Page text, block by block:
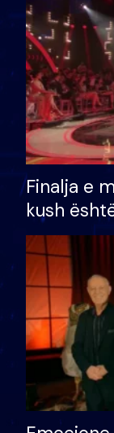
Finalja e
kush
shtëpinë
të fituar